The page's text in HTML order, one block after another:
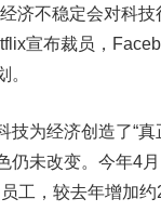
济不稳定会对科
宣布裁员，
。
为经济创造了“真
仍未改变。今年4
工，较去年增加